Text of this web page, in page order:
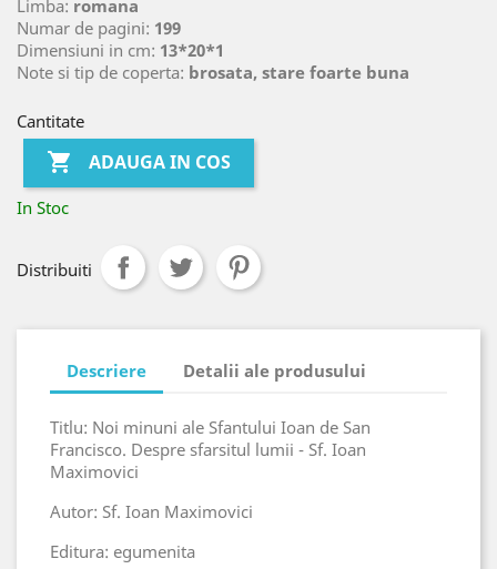
Limba: romana
Numar de pagini: 199
Dimensiuni in cm: 13*20*1
Note si tip de coperta: brosata, stare foarte buna
Cantitate
 ADAUGA IN COS
In Stoc
Distribuiti
Descriere Detalii ale produsului
Titlu: Noi minuni ale Sfantului Ioan de San
Francisco. Despre sfarsitul lumii - Sf. Ioan
Maximovici
Autor: Sf. Ioan Maximovici
Editura: egumenita